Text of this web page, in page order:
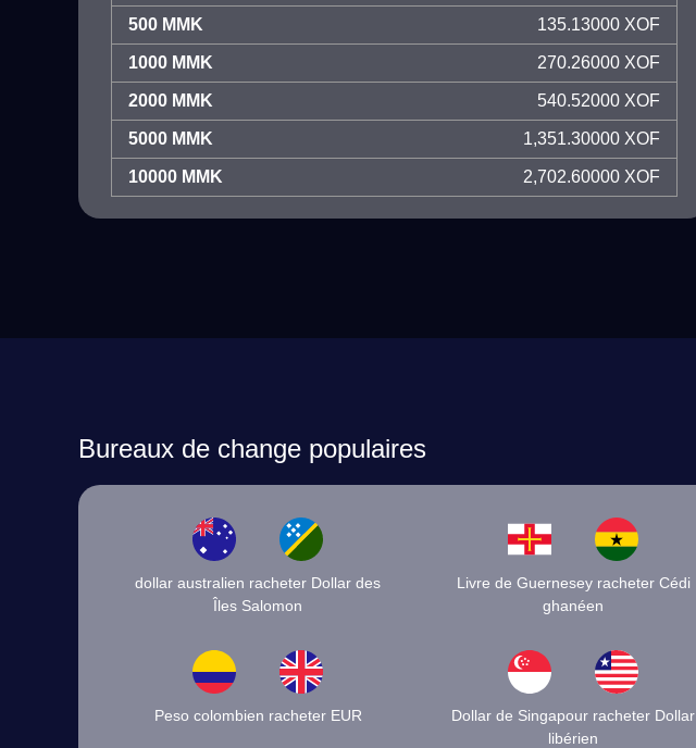
500 MMK 135.13000 XOF
1000 MMK 270.26000 XOF
2000 MMK 540.52000 XOF
5000 MMK 1,351.30000 XOF
10000 MMK 2,702.60000 XOF
Bureaux de change populaires
dollar australien racheter Dollar des
Îles Salomon
Livre de Guernesey racheter Cédi
ghanéen
Peso colombien racheter EUR
Dollar de Singapour racheter Dollar
libérien